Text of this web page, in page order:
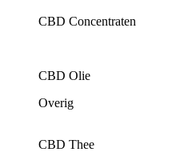
CBD Concentraten
CBD Olie
Overig
CBD Thee